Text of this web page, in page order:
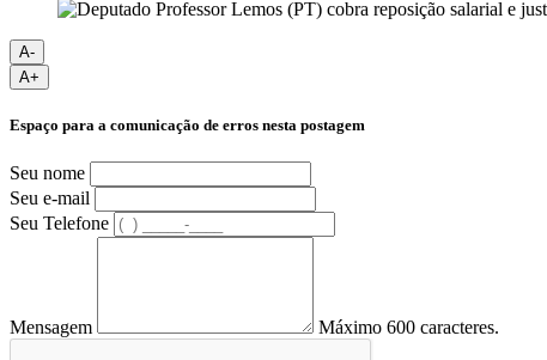
A-
A+
Espaço para a comunicação de erros nesta postagem
Seu nome
Seu e-mail
Seu Telefone
Mensagem Máximo 600 caracteres.